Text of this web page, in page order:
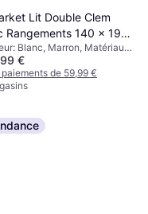
Lit Double Clem
Rangements 140 x 190
Blanc, Marron, Matériau:
€
de 59,99 €